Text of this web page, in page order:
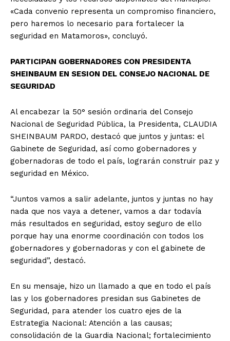
«Cada convenio representa un compromiso financiero,
pero haremos lo necesario para fortalecer la
seguridad en Matamoros», concluyó.
PARTICIPAN GOBERNADORES CON PRESIDENTA
SHEINBAUM EN SESION DEL CONSEJO NACIONAL DE
SEGURIDAD
Al encabezar la 50° sesión ordinaria del Consejo
Nacional de Seguridad Pública, la Presidenta, CLAUDIA
SHEINBAUM PARDO, destacó que juntos y juntas: el
Gabinete de Seguridad, así como gobernadores y
gobernadoras de todo el país, lograrán construir paz y
seguridad en México.
“Juntos vamos a salir adelante, juntos y juntas no hay
nada que nos vaya a detener, vamos a dar todavía
más resultados en seguridad, estoy seguro de ello
porque hay una enorme coordinación con todos los
gobernadores y gobernadoras y con el gabinete de
seguridad”, destacó.
En su mensaje, hizo un llamado a que en todo el país
las y los gobernadores presidan sus Gabinetes de
Seguridad, para atender los cuatro ejes de la
Estrategia Nacional: Atención a las causas;
consolidación de la Guardia Nacional; fortalecimiento